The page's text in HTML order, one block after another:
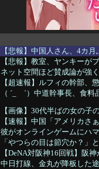
【悲報】中国人さん、4カ
【悲報】教室、ヤンキーが
ネット空間ほど賛成論が強
【超速報】ルフィの幹部、
（ ´_ゝ`）中道幹事長、食
【画像】30代半ばの女の
【速報】中国「アメリカさ
彼がオンラインゲームにハ
「やつらの目は節穴か？」
【DeNA対阪神16回戦】阪
中日打線、金丸が降板した